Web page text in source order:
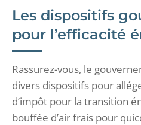
Les dispositifs
pour l’efficacité
Rassurez-vous, le
divers dispositifs pour
d’impôt pour la transition
bouffée d’air frais pour